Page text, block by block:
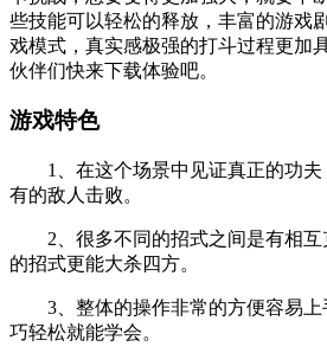
些技能可以轻松的释放，丰富的游戏
戏模式，真实感极强的打斗过程更加
伙伴们快来下载体验吧。
游戏特色
1、在这个场景中见证真正的功夫
有的敌人击败。
2、很多不同的招式之间是有相互
的招式更能大杀四方。
3、整体的操作非常的方便容易上
巧轻松就能学会。